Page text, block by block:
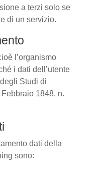
a terzi solo se
di un servizio.
l’organismo
i dati dell’utente
Studi di
1848, n.
dati della
sono: